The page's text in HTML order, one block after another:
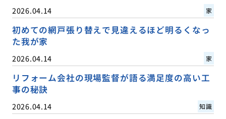
2026.04.14 家
初めての網戸張り替えで見違えるほど明るくなっ
た我が家
2026.04.14 家
リフォーム会社の現場監督が語る満足度の高い工
事の秘訣
2026.04.14 知識